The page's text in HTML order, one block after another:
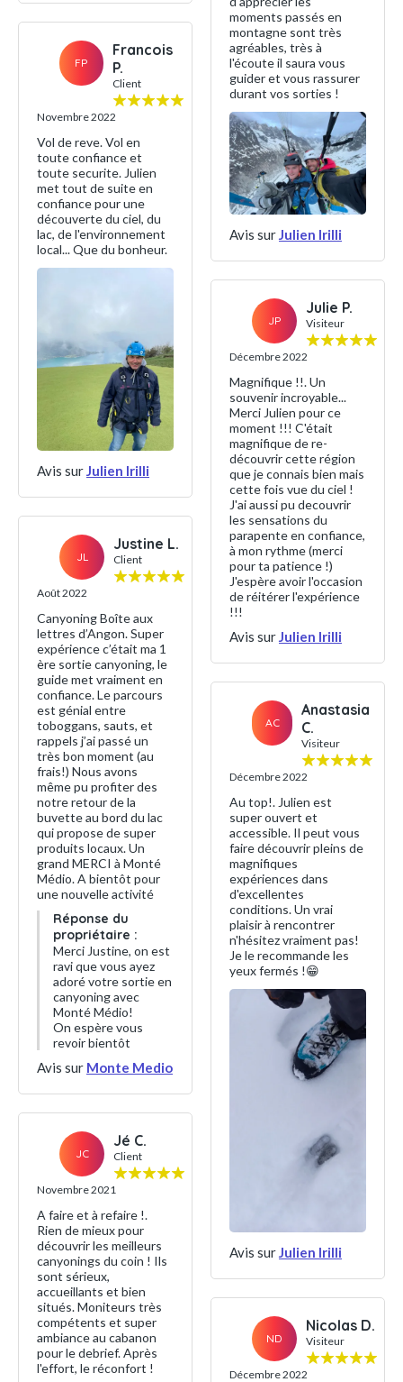
FP
Francois
P.
Client
Novembre 2022
Vol de reve. Vol en
toute confiance et
toute securite. Julien
met tout de suite en
confiance pour une
découverte du ciel, du
lac, de l'environnement
local... Que du bonheur.
Avis surJulien Irilli
JL
Justine L.
Client
Août 2022
Canyoning Boîte aux
lettres d’Angon. Super
expérience c’était ma 1
ère sortie canyoning, le
guide met vraiment en
confiance. Le parcours
est génial entre
toboggans, sauts, et
rappels j’ai passé un
très bon moment (au
frais!) Nous avons
même pu profiter des
notre retour de la
buvette au bord du lac
qui propose de super
produits locaux. Un
grand MERCI à Monté
Médio. A bientôt pour
une nouvelle activité
Réponse du
propriétaire :
Merci Justine, on est
ravi que vous ayez
adoré votre sortie en
canyoning avec
Monté Médio!
On espère vous
revoir bientôt
Avis sur Monte Medio
JC
Jé C.
Client
Novembre 2021
A faire et à refaire !.
Rien de mieux pour
découvrir les meilleurs
canyonings du coin ! Ils
sont sérieux,
accueillants et bien
situés. Moniteurs très
compétents et super
ambiance au cabanon
pour le debrief. Après
l'effort, le réconfort !
moments passés en
montagne sont très
agréables, très à
l'écoute il saura vous
guider et vous rassurer
durant vos sorties !
Avis sur Julien Irilli
JP
Julie P.
Visiteur
Décembre 2022
Magnifique !!. Un
souvenir incroyable...
Merci Julien pour ce
moment !!! C'était
magnifique de re-
découvrir cette région
que je connais bien mais
cette fois vue du ciel !
J'ai aussi pu decouvrir
les sensations du
parapente en confiance,
à mon rythme (merci
pour ta patience !)
J'espère avoir l'occasion
de réitérer l'expérience
!!!
Avis sur Julien Irilli
AC
Anastasia
C.
Visiteur
Décembre 2022
Au top!. Julien est
super ouvert et
accessible. Il peut vous
faire découvrir pleins de
magnifiques
expériences dans
d'excellentes
conditions. Un vrai
plaisir à rencontrer
n'hésitez vraiment pas!
Je le recommande les
yeux fermés !😁
Avis surJulien Irilli
ND
Nicolas D.
Visiteur
Décembre 2022